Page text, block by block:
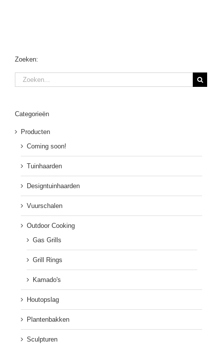
Zoeken:
Zoeken
naar:
Categorieën
Producten
Coming soon!
Tuinhaarden
Designtuinhaarden
Vuurschalen
Outdoor Cooking
Gas Grills
Grill Rings
Kamado's
Houtopslag
Plantenbakken
Sculpturen